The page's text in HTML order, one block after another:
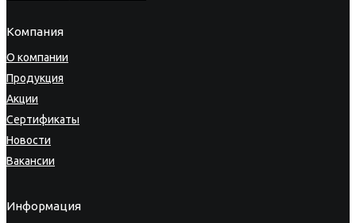
Компания
О компании
Продукция
Акции
Сертификаты
Новости
Вакансии
Информация